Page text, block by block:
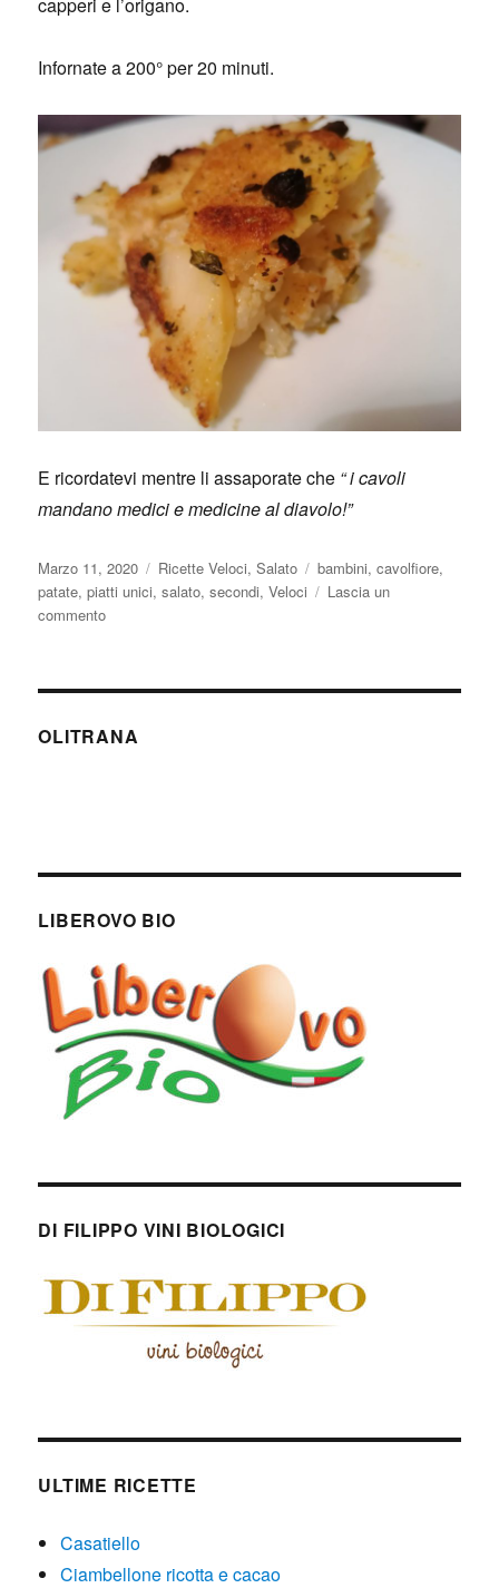
Infornate a 200° per 20 minuti.
E ricordatevi mentre li assaporate che “ i cavoli
mandano medici e medicine al diavolo!”
Pubblicato
il
Marzo 11, 2020 Categorie
Ricette Veloci,Salato Tag
bambini,cavolfiore,
patate,piatti unici,salato,secondi,Veloci
Lascia un
commentosu
patate
cavolfiore
OLITRANA
LIBEROVO BIO
DI FILIPPO VINI BIOLOGICI
ULTIME RICETTE
Casatiello
Ciambellone ricotta e cacao